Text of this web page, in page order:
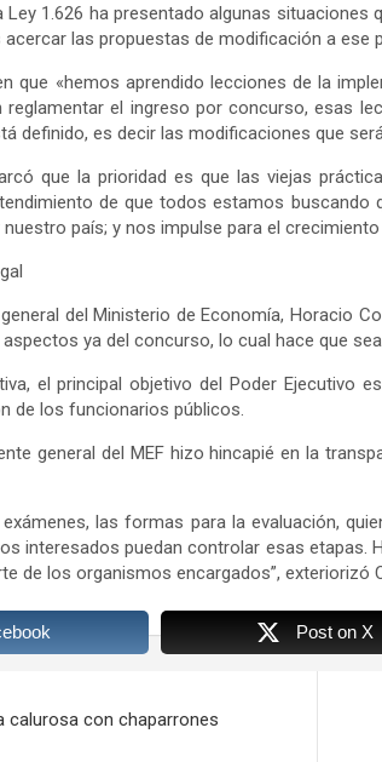
Ley 1.626 ha presentado algunas
las propuestas de modificación a ese
que «hemos aprendido lecciones de la
el ingreso por concurso, esas
definido, es decir las modificaciones que
que la prioridad es que las viejas
de que todos estamos
país; y nos impulse para el
del Ministerio de Economía, Horacio
ya del concurso, lo cual hace que
el principal objetivo del Poder Ejecutivo
de los funcionarios públicos.
general del MEF hizo hincapié en la
las formas para la evaluación,
interesados puedan controlar esas etapas.
de los organismos encargados”, exteriorizó
Post on X
calurosa con chaparrones